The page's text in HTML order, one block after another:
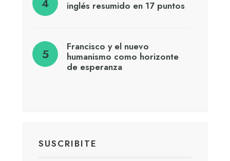
inglés resumido en 17 puntos
Francisco y el nuevo
humanismo como horizonte
de esperanza
SUSCRIBITE